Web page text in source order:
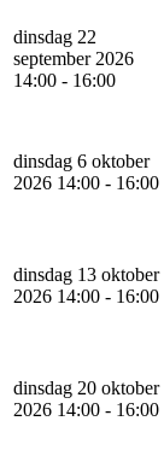
dinsdag 22
september 2026
14:00 - 16:00
dinsdag 6 oktober
2026 14:00 - 16:00
dinsdag 13 oktober
2026 14:00 - 16:00
dinsdag 20 oktober
2026 14:00 - 16:00